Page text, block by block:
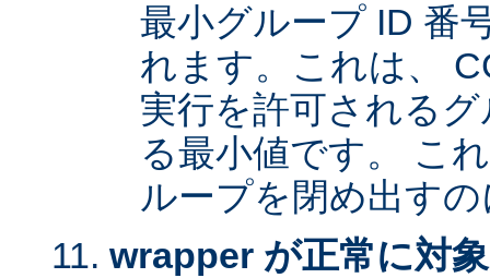
最小グループ ID 番
れます。これは、
実行を許可される
る最小値です。 こ
ループを閉め出す
wrapper が正常に対